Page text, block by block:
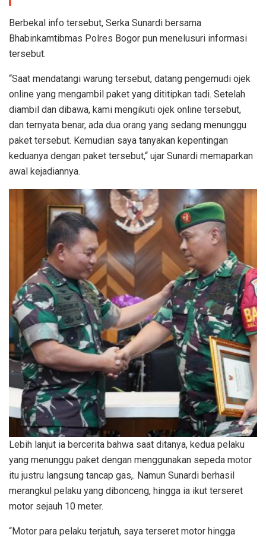
Berbekal info tersebut, Serka Sunardi bersama
Bhabinkamtibmas Polres Bogor pun menelusuri informasi
tersebut.
“Saat mendatangi warung tersebut, datang pengemudi ojek
online yang mengambil paket yang dititipkan tadi. Setelah
diambil dan dibawa, kami mengikuti ojek online tersebut,
dan ternyata benar, ada dua orang yang sedang menunggu
paket tersebut. Kemudian saya tanyakan kepentingan
keduanya dengan paket tersebut,“ ujar Sunardi memaparkan
awal kejadiannya.
Lebih lanjut ia bercerita bahwa saat ditanya, kedua pelaku
yang menunggu paket dengan menggunakan sepeda motor
itu justru langsung tancap gas,. Namun Sunardi berhasil
merangkul pelaku yang dibonceng, hingga ia ikut terseret
motor sejauh 10 meter.
“Motor para pelaku terjatuh, saya terseret motor hingga